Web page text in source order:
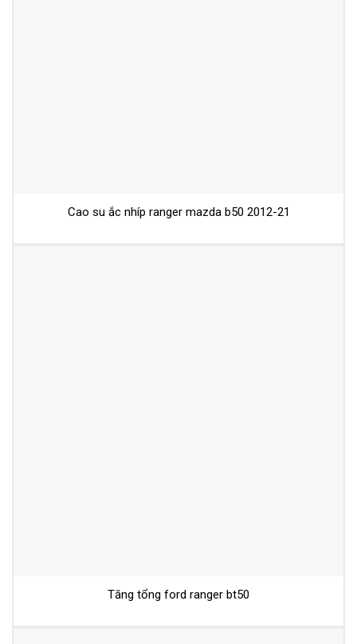
Cao su ắc nhíp ranger mazda b50 2012-21
Tăng tổng ford ranger bt50